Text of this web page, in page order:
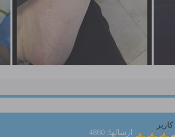
کاربر
ارسالها: 4860